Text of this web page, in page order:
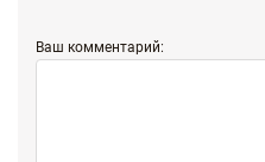
Ваш комментарий: